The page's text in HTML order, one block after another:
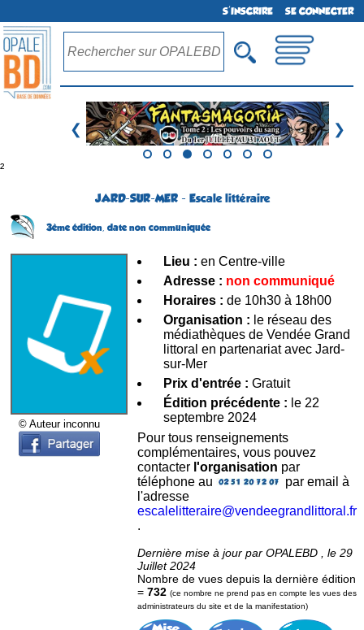
S'INSCRIRE SE CONNECTER
❮ ❯
²
JARD-SUR-MER - Escale littéraire
3ème édition, date non communiquée
© Auteur inconnu
Lieu : en Centre-ville
Adresse : non communiqué
Horaires : de 10h30 à 18h00
Organisation : le réseau des
médiathèques de Vendée Grand
littoral en partenariat avec Jard-
sur-Mer
Prix d'entrée : Gratuit
Édition précédente : le 22
septembre 2024
Pour tous renseignements
complémentaires, vous pouvez
contacter l'organisation par
téléphone au
par email à
l'adresse
escalelitteraire@vendeegrandlittoral.fr
.
Dernière mise à jour par OPALEBD , le 29
Juillet 2024
Nombre de vues depuis la dernière édition
= 732 (ce nombre ne prend pas en compte les vues des
administrateurs du site et de la manifestation)